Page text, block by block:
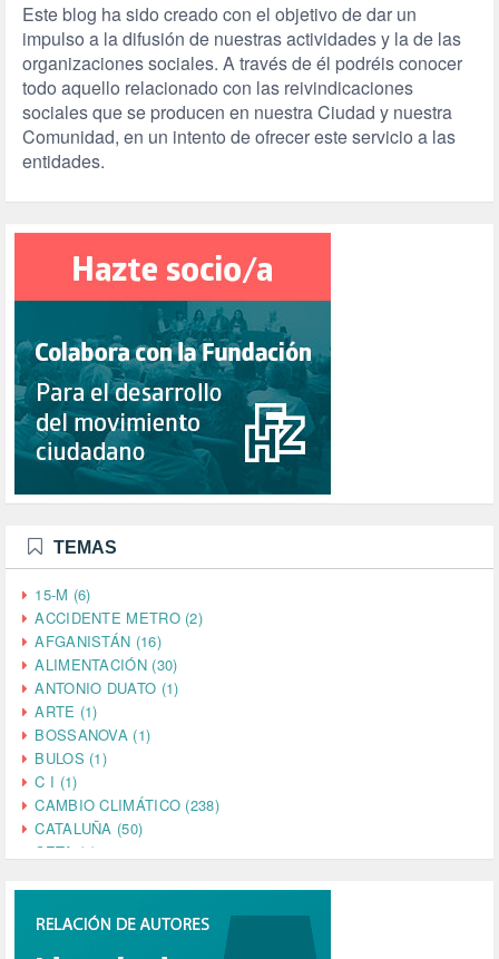
Este blog ha sido creado con el objetivo de dar un
impulso a la difusión de nuestras actividades y la de las
organizaciones sociales. A través de él podréis conocer
todo aquello relacionado con las reivindicaciones
sociales que se producen en nuestra Ciudad y nuestra
Comunidad, en un intento de ofrecer este servicio a las
entidades.
TEMAS
15-M (6)
ACCIDENTE METRO (2)
AFGANISTÁN (16)
ALIMENTACIÓN (30)
ANTONIO DUATO (1)
ARTE (1)
BOSSANOVA (1)
BULOS (1)
C I (1)
CAMBIO CLIMÁTICO (238)
CATALUÑA (50)
CETA (2)
CINE (35)